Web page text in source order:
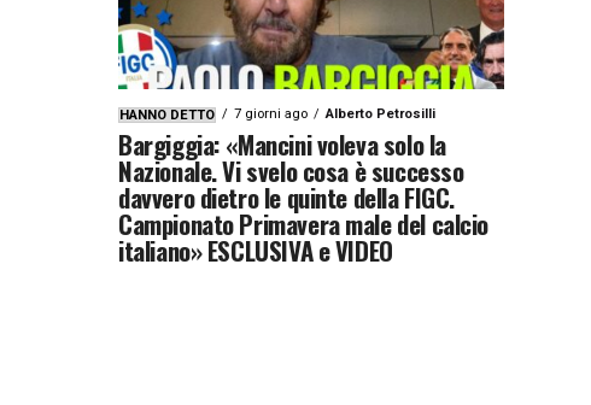
HANNO DETTO 7 giorni ago Alberto Petrosilli
Bargiggia: «Mancini voleva solo la
Nazionale. Vi svelo cosa è successo
davvero dietro le quinte della FIGC.
Campionato Primavera male del calcio
italiano» ESCLUSIVA e VIDEO